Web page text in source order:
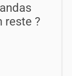
reste ?